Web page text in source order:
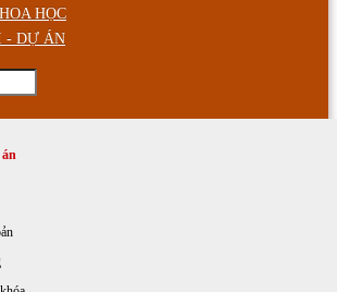
HỌC
- DỰ ÁN
Đề tài nghiên cứu những giải